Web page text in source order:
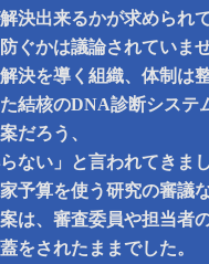
決出来るかが求められ
ぐかは議論されていま
決を導く組織、体制は
結核のDNA診断システ
だろう、
ない」と言われてきま
予算を使う研究の審議
は、審査委員や担当者
をされたままでした。